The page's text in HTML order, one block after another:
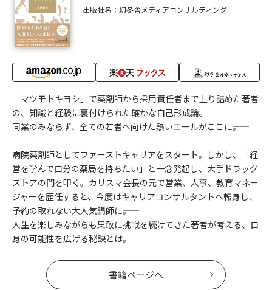
出版社名：幻冬舎メディアコンサルティング
「マツモトキヨシ」で薬剤師から採用責任者まで上り詰めた著者
の、知識と経験に裏付けられた確かな自己形成論。
同業のみならず、全ての若者へ向けた熱いエールがここに――。
病院薬剤師としてファーストキャリアをスタート。しかし、「経
営を学んで自分の薬局を持ちたい」と一念発起し、大手ドラッグ
ストアの門を叩く。カリスマ会長の元で営業、人事、教育マネー
ジャーを歴任すると、今度はキャリアコンサルタントへ転身し、
予約の取れない大人気講師に――。
人生を楽しみながらも果敢に挑戦を続けてきた著者が考える、自
身の可能性を広げる秘訣とは。
書籍ページへ